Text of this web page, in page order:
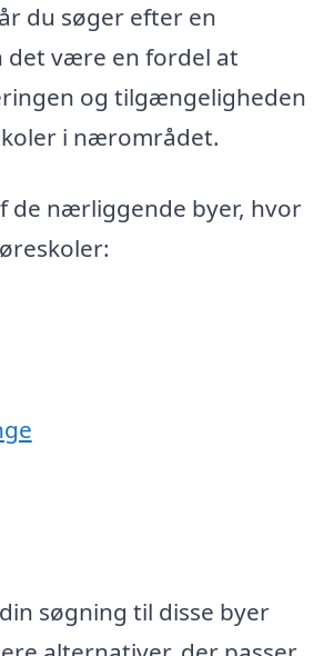
du søger efter en
det være en fordel at
og tilgængeligheden
i nærområdet.
de nærliggende byer, hvor
søgning til disse byer